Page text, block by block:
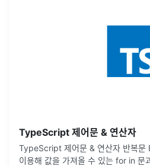
TypeScript 제어문 & 연산자
TypeScript 제어문 & 연산자 반복문 ES6의 for of 문 > 인덱스를
이용해 값을 가져올 수 있는 for in 문